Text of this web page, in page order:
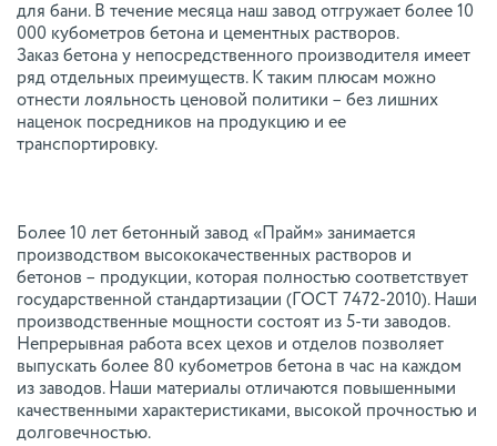
для бани. В течение месяца наш завод отгружает более 10
000 кубометров бетона и цементных растворов.
Заказ бетона у непосредственного производителя имеет
ряд отдельных преимуществ. К таким плюсам можно
отнести лояльность ценовой политики – без лишних
наценок посредников на продукцию и ее
транспортировку.
Более 10 лет бетонный завод «Прайм» занимается
производством высококачественных растворов и
бетонов – продукции, которая полностью соответствует
государственной стандартизации (ГОСТ 7472-2010). Наши
производственные мощности состоят из 5-ти заводов.
Непрерывная работа всех цехов и отделов позволяет
выпускать более 80 кубометров бетона в час на каждом
из заводов. Наши материалы отличаются повышенными
качественными характеристиками, высокой прочностью и
долговечностью.